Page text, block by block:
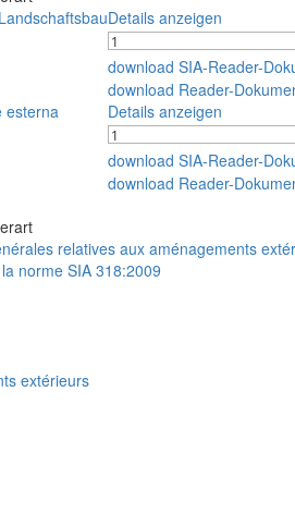
Details anzeigen
download SIA-Reader-
download Reader-
esterna Details anzeigen
download SIA-Reader-
download Reader-
relatives aux aménagements
norme SIA 318:2009
extérieurs